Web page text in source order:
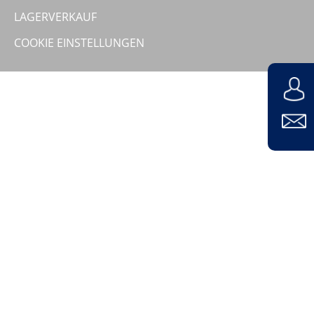
Unternehmen
LAGERVERKAUF
COOKIE EINSTELLUNGEN